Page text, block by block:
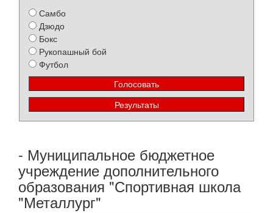
Самбо
Дзюдо
Бокс
Рукопашный бой
Футбол
- Муниципальное бюджетное
учреждение дополнительного
образования "Спортивная школа
"Металлург"